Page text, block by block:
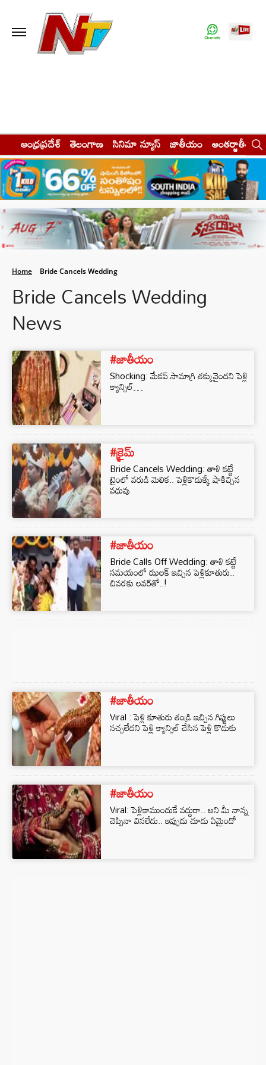
ఆంధ్రప్రదేశ్ తెలంగాణ సినిమా న్యూస్ జాతీయం అంతర్జాతీయం
Home Bride Cancels Wedding
Bride Cancels Wedding
News
#జాతీయం
Shocking: మేకప్ సామాగ్రి తక్కువైందని పెళ్లి
క్యాన్సిల్…
#క్రైమ్
Bride Cancels Wedding: తాళి కట్టే
టైంలో వరుడి మెలిక.. పెళ్లికొడుక్కే షాకిచ్చిన
వధువు
#జాతీయం
Bride Calls Off Wedding: తాళి కట్టే
సమయంలో ఝలక్ ఇచ్చిన పెళ్లికూతురు..
చివరకు లవర్‌తో..!
#జాతీయం
Viral : పెళ్లి కూతురు తండ్రి ఇచ్చిన గిఫ్టులు
నచ్చలేదని పెళ్లి క్యాన్సిల్ చేసిన పెళ్లి కొడుకు
#జాతీయం
Viral: పెళ్లికాముందుకే వద్దురా.. అని మీ నాన్న
చెప్పినా వినలేదు.. ఇప్పుడు చూడు ఏమైందో